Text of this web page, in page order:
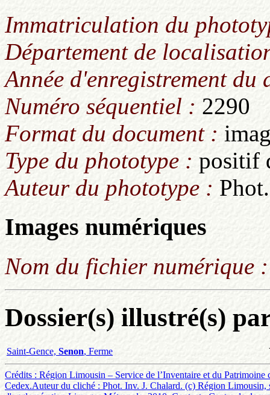
Immatriculation du
Département de
Année d'enregistrement du
Numéro séquentiel : 2290
Format du document :
Type du phototype : positif
Auteur du phototype :
Images numériques
Nom du fichier numérique
Dossier(s) illustré(s)
Saint-Gence, Senon, Ferme
Crédits : Région Limousin – Service de l’Inventaire et du
Cedex.Auteur du cliché : Phot. Inv. J. Chalard. (c) Région